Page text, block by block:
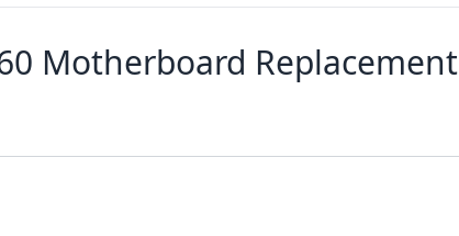
Motherboard Replacement